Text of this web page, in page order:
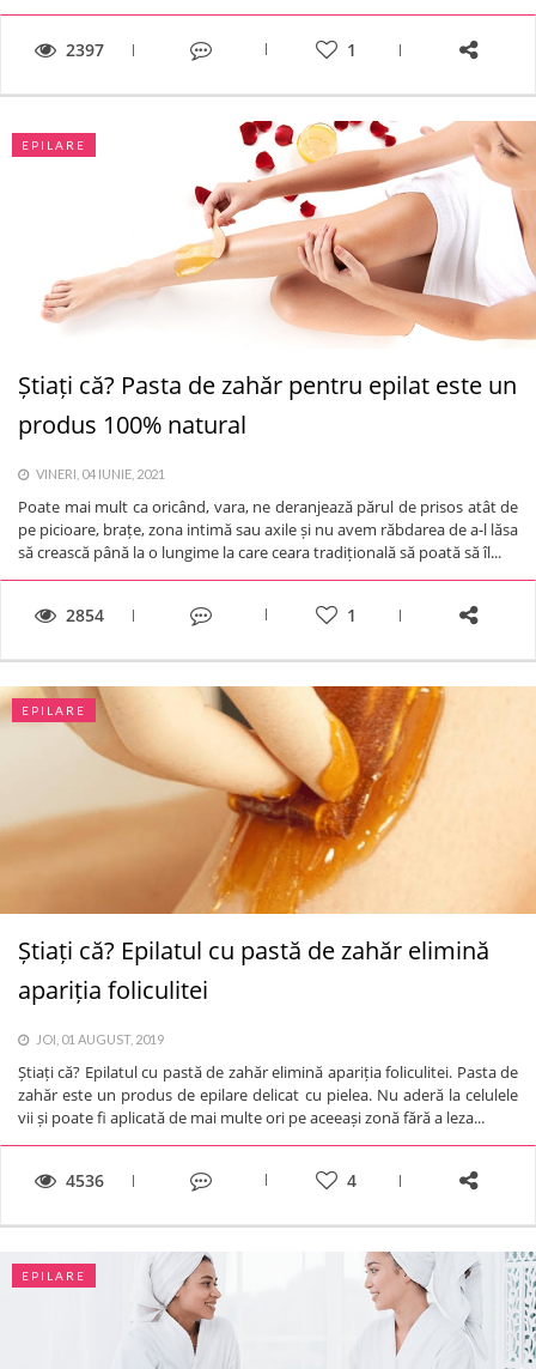
2397 1
EPILARE
Știați că? Pasta de zahăr pentru epilat este un
produs 100% natural
VINERI, 04 IUNIE, 2021
Poate mai mult ca oricând, vara, ne deranjează părul de prisos atât de
pe picioare, brațe, zona intimă sau axile și nu avem răbdarea de a-l lăsa
să crească până la o lungime la care ceara tradițională să poată să îl...
2854 1
EPILARE
Știați că? Epilatul cu pastă de zahăr elimină
apariția foliculitei
JOI, 01 AUGUST, 2019
Știați că? Epilatul cu pastă de zahăr elimină apariția foliculitei. Pasta de
zahăr este un produs de epilare delicat cu pielea. Nu aderă la celulele
vii și poate fi aplicată de mai multe ori pe aceeași zonă fără a leza...
4536 4
EPILARE